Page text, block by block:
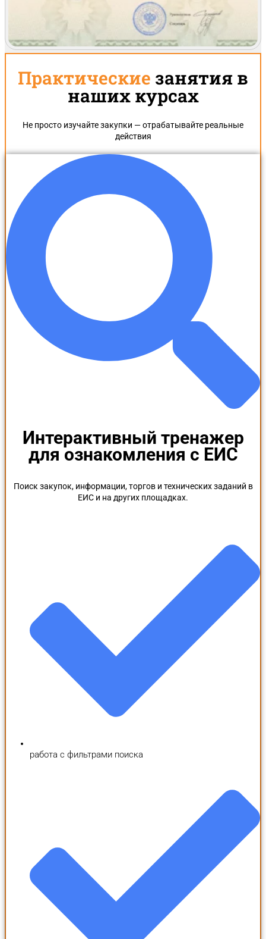
Практические занятия в
наших курсах
Не просто изучайте закупки — отрабатывайте реальные
действия
Интерактивный тренажер
для ознакомления с ЕИС
Поиск закупок, информации, торгов и технических заданий в
ЕИС и на других площадках.
работа с фильтрами поиска